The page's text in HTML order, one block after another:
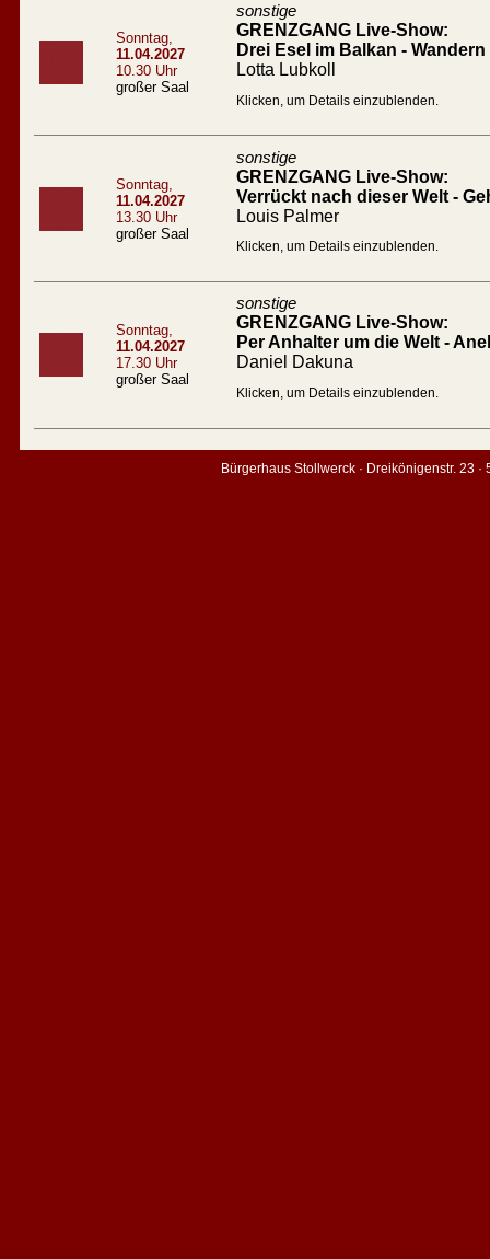
Sonntag,
11.04.2027
10.30 Uhr
großer Saal
sonstige
GRENZGANG Live-Show:
Drei Esel im Balkan -
Lotta Lubkoll
Klicken, um Details einzublenden.
Sonntag,
11.04.2027
13.30 Uhr
großer Saal
sonstige
GRENZGANG Live-Show:
Verrückt nach dieser Welt -
Louis Palmer
Klicken, um Details einzublenden.
Sonntag,
11.04.2027
17.30 Uhr
großer Saal
sonstige
GRENZGANG Live-Show:
Per Anhalter um die Welt -
Daniel Dakuna
Klicken, um Details einzublenden.
Bürgerhaus Stollwerck · Dreikönigenstr. 23